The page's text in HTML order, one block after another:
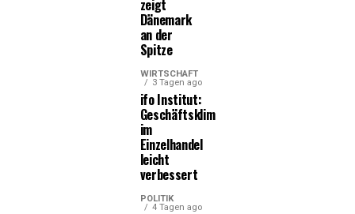
zeigt
Dänemark
an der
Spitze
WIRTSCHAFT
3 Tagen ago
ifo Institut:
Geschäftsklima
im
Einzelhandel
leicht
verbessert
POLITIK
4 Tagen ago